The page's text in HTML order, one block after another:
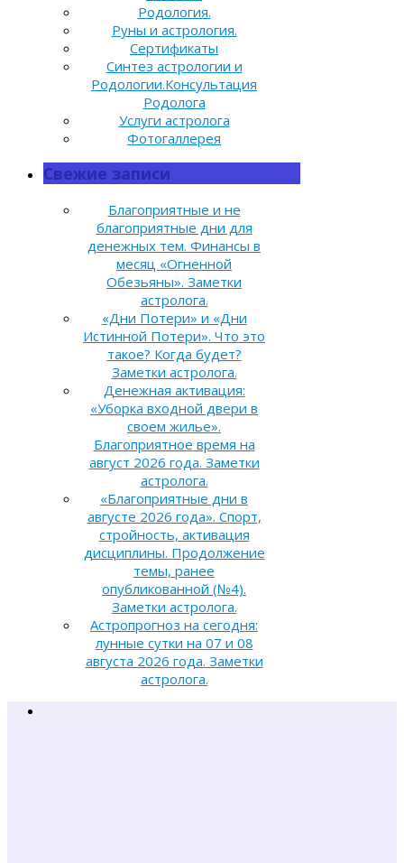
Родология.
Руны и астрология.
Сертификаты
Синтез астрологии и
Родологии.Консультация
Родолога
Услуги астролога
Фотогаллерея
Свежие записи
Благоприятные и не
благоприятные дни для
денежных тем. Финансы в
месяц «Огненной
Обезьяны». Заметки
астролога.
«Дни Потери» и «Дни
Истинной Потери». Что это
такое? Когда будет?
Заметки астролога.
Денежная активация:
«Уборка входной двери в
своем жилье».
Благоприятное время на
август 2026 года. Заметки
астролога.
«Благоприятные дни в
августе 2026 года». Спорт,
стройность, активация
дисциплины. Продолжение
темы, ранее
опубликованной (№4).
Заметки астролога.
Астропрогноз на сегодня:
лунные сутки на 07 и 08
августа 2026 года. Заметки
астролога.